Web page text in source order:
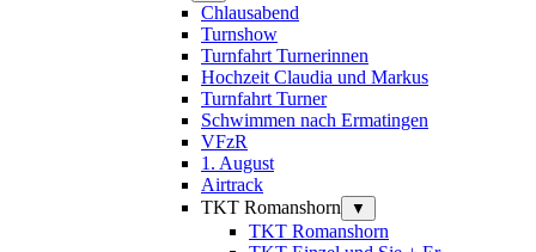
Chlausabend
Turnshow
Turnfahrt Turnerinnen
Hochzeit Claudia und Markus
Turnfahrt Turner
Schwimmen nach Ermatingen
VFzR
1. August
Airtrack
TKT Romanshorn
▼
TKT Romanshorn